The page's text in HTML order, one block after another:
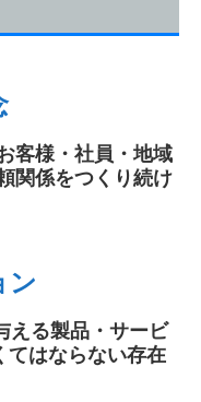
客様・社員・地域
関係をつくり続け
ン
える製品・サービ
てはならない存在